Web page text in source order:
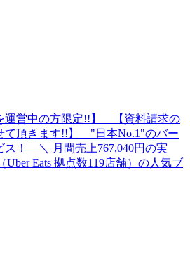
運営中の方限定!!】 【資料請求の
て頂きます!!】 "日本No.1"のバー
ス！ ＼ 月間売上767,040円の実
Uber Eats 拠点数119店舗）の人気ブ